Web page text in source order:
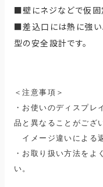
■壁にネジなどで仮固
■差込口には熱に強い
型の安全設計です。
＜注意事項＞
・お使いのディスプレ
品と異なることがござ
イメージ違いによる
・お取り扱い方法をよ
い。